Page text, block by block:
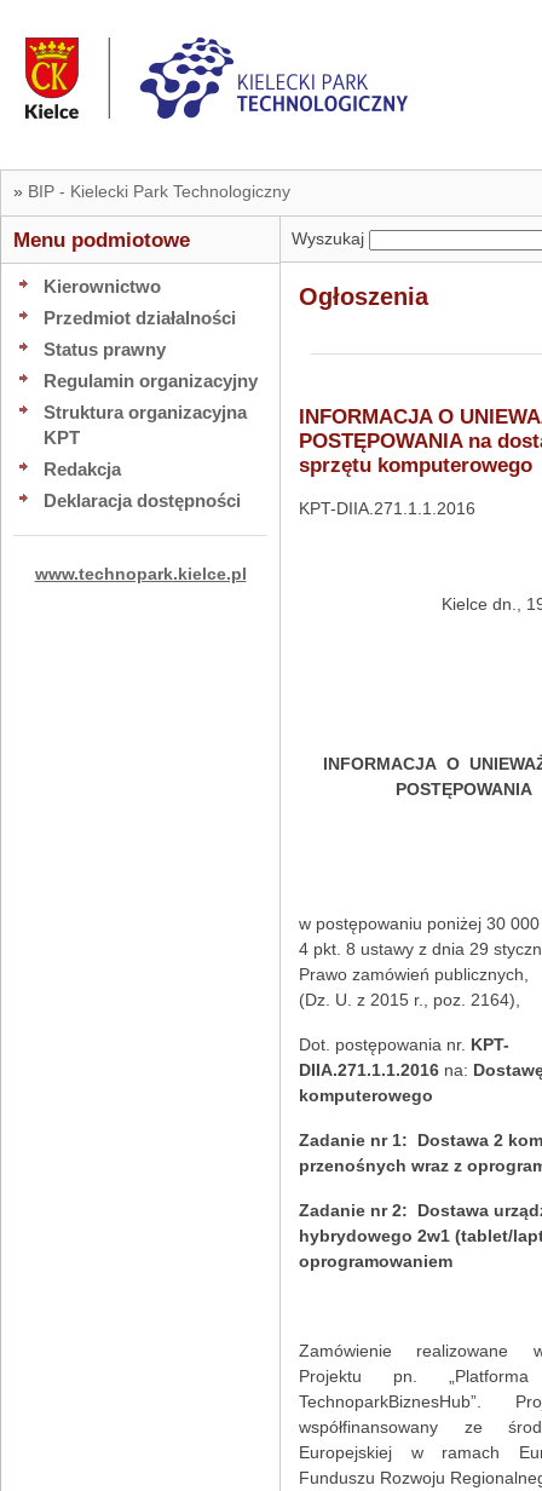
» BIP - Kielecki Park Technologiczny
Menu podmiotowe
Kierownictwo
Przedmiot działalności
Status prawny
Regulamin organizacyjny
Struktura organizacyjna
KPT
Redakcja
Deklaracja dostępności
www.technopark.kielce.pl
Wyszukaj
Ogłoszenia
INFORMACJA O
POSTĘPOWANIA na
sprzętu komputerowego
KPT-DIIA.271.1.1.2016
Kielce dn.,
INFORMACJA O
POSTĘPOWANIA
w postępowaniu poniżej 30
4 pkt. 8 ustawy z dnia 29
Prawo zamówień publicznych,
(Dz. U. z 2015 r., poz. 2164),
Dot. postępowania nr. KPT-
DIIA.271.1.1.2016 na:
komputerowego
Zadanie nr 1: Dostawa 2
przenośnych wraz z
Zadanie nr 2: Dostawa
hybrydowego 2w1 (tablet/
oprogramowaniem
Zamówienie realizowane
Projektu pn. „Platforma
TechnoparkBiznesHub”.
współfinansowany ze
Europejskiej w ramach
Funduszu Rozwoju